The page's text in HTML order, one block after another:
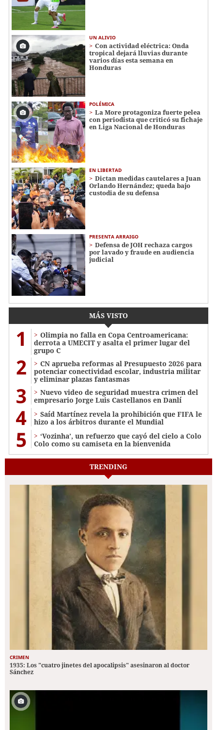
UN ALIVIO
Con actividad eléctrica: Onda
tropical dejará lluvias durante
varios días esta semana en
Honduras
POLÉMICA
La More protagoniza fuerte pelea
con periodista que criticó su fichaje
en Liga Nacional de Honduras
EN LIBERTAD
Dictan medidas cautelares a Juan
Orlando Hernández; queda bajo
custodia de su defensa
PRESENTA ARRAIGO
Defensa de JOH rechaza cargos
por lavado y fraude en audiencia
judicial
MÁS VISTO
1
Olimpia no falla en Copa Centroamericana:
derrota a UMECIT y asalta el primer lugar del
grupo C
2
CN aprueba reformas al Presupuesto 2026 para
potenciar conectividad escolar, industria militar
y eliminar plazas fantasmas
3
Nuevo video de seguridad muestra crimen del
empresario Jorge Luis Castellanos en Danlí
4
Saíd Martínez revela la prohibición que FIFA le
hizo a los árbitros durante el Mundial
5
‘Vozinha’, un refuerzo que cayó del cielo a Colo
Colo como su camiseta en la bienvenida
TRENDING
CRIMEN
1935: Los "cuatro jinetes del apocalipsis" asesinaron al doctor
Sánchez